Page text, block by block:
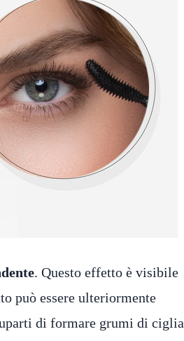
. Questo effetto è visibile
può essere ulteriormente
di formare grumi di ciglia